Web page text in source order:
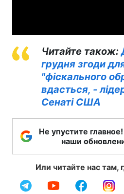
Читайте також:
грудня згоди
"фіскального
вдасться, -
Сенаті США
Не упустите
наши
Или читайте нас там,